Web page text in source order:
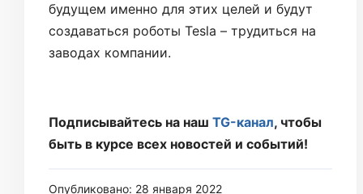
будущем именно для этих целей и будут
создаваться роботы Tesla – трудиться на
заводах компании.
Подписывайтесь на наш TG-канал, чтобы
быть в курсе всех новостей и событий!
Опубликовано: 28 января 2022